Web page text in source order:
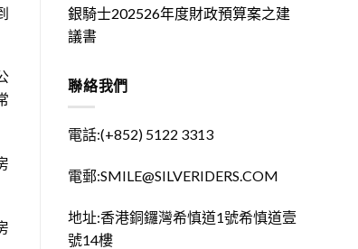
銀騎士202526年度財政預算案之建
議書
聯絡我們
電話:(+852) 5122 3313
電郵:SMILE@SILVERIDERS.COM
地址:香港銅鑼灣希慎道1號希慎道壹
號14樓